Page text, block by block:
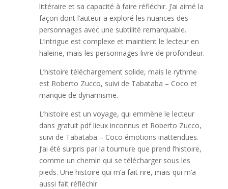
littéraire et sa capacité à faire réfléchir. J’ai aimé la
façon dont l’auteur a exploré les nuances des
personnages avec une subtilité remarquable.
L’intrigue est complexe et maintient le lecteur en
haleine, mais les personnages livre de profondeur.
L’histoire téléchargement solide, mais le rythme
est Roberto Zucco, suivi de Tabataba – Coco et
manque de dynamisme.
L’histoire est un voyage, qui emmène le lecteur
dans gratuit pdf lieux inconnus et Roberto Zucco,
suivi de Tabataba – Coco émotions inattendues.
J’ai été surpris par la tournure que prend l’histoire,
comme un chemin qui se télécharger sous les
pieds. Une histoire qui m’a fait rire, mais qui m’a
aussi fait réfléchir.